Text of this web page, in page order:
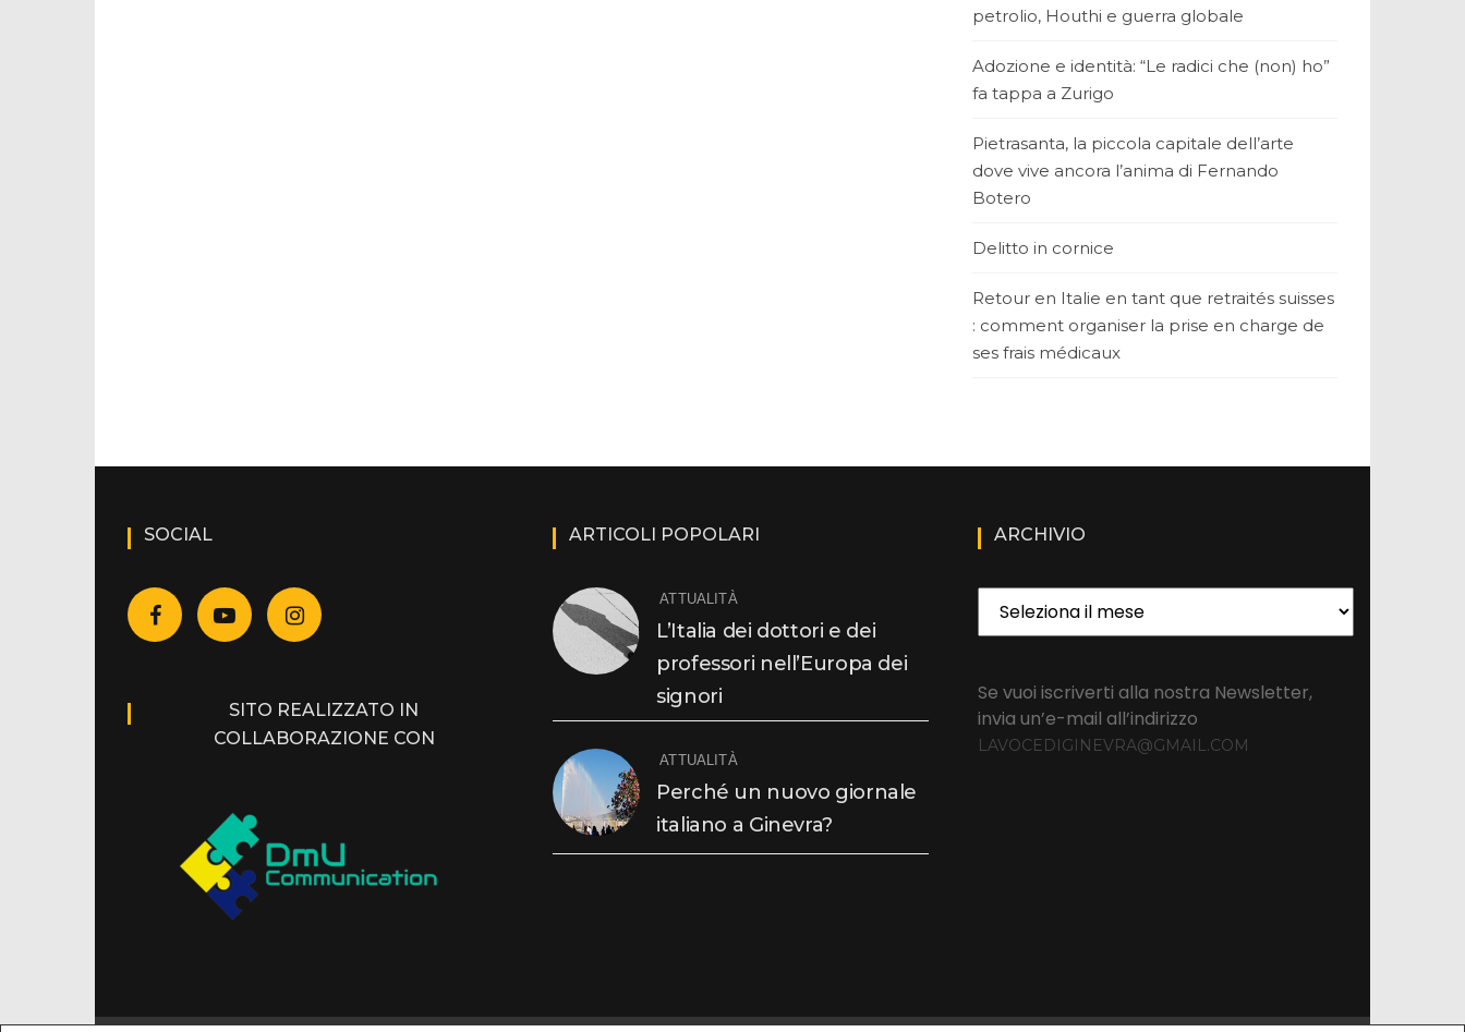
petrolio, Houthi e guerra globale
Adozione e identità: “Le radici che (non) ho”
fa tappa a Zurigo
Pietrasanta, la piccola capitale dell’arte
dove vive ancora l’anima di Fernando
Botero
Delitto in cornice
Retour en Italie en tant que retraités suisses
: comment organiser la prise en charge de
ses frais médicaux
SOCIAL
SITO REALIZZATO IN
COLLABORAZIONE CON
ARTICOLI POPOLARI
ATTUALITÀ
L’Italia dei dottori e dei
professori nell’Europa dei
signori
ATTUALITÀ
Perché un nuovo giornale
italiano a Ginevra?
ARCHIVIO
Archivio
Se vuoi iscriverti alla nostra Newsletter,
invia un’e-mail all’indirizzo
LAVOCEDIGINEVRA@GMAIL.COM